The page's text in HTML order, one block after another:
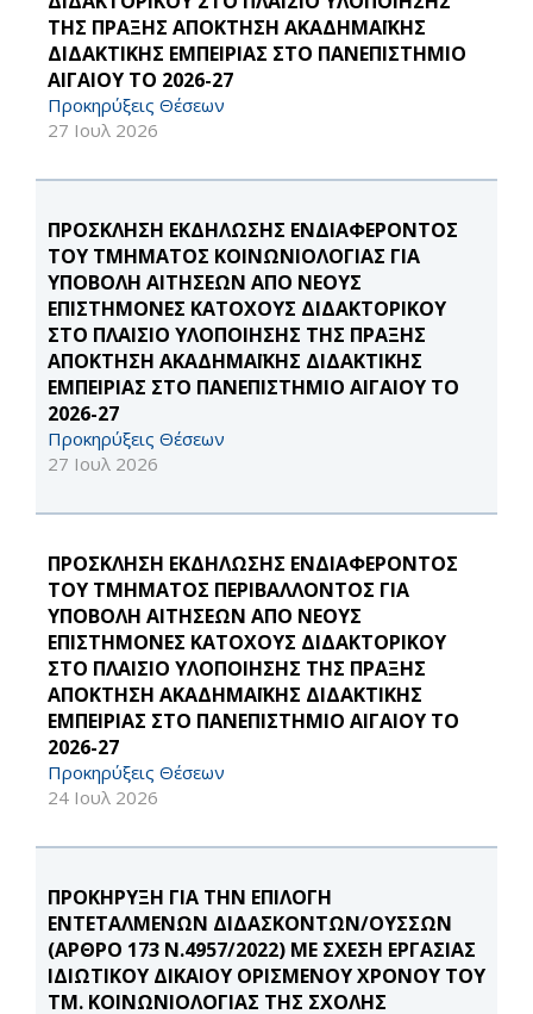
ΤΗΣ ΠΡΑΞΗΣ ΑΠΟΚΤΗΣΗ ΑΚΑΔΗΜΑΪΚΗΣ
ΔΙΔΑΚΤΙΚΗΣ ΕΜΠΕΙΡΙΑΣ ΣΤΟ ΠΑΝΕΠΙΣΤΗΜΙΟ
ΑΙΓΑΙΟΥ ΤΟ 2026-27
Προκηρύξεις Θέσεων
27 Ιουλ 2026
ΠΡΟΣΚΛΗΣΗ ΕΚΔΗΛΩΣΗΣ ΕΝΔΙΑΦΕΡΟΝΤΟΣ
ΤΟΥ ΤΜΗΜΑΤΟΣ ΚΟΙΝΩΝΙΟΛΟΓΊΑΣ ΓΙΑ
ΥΠΟΒΟΛΗ ΑΙΤΗΣΕΩΝ ΑΠΟ ΝΕΟΥΣ
ΕΠΙΣΤΗΜΟΝΕΣ ΚΑΤΟΧΟΥΣ ΔΙΔΑΚΤΟΡΙΚΟΥ
ΣΤΟ ΠΛΑΙΣΙΟ ΥΛΟΠΟΙΗΣΗΣ ΤΗΣ ΠΡΑΞΗΣ
ΑΠΟΚΤΗΣΗ ΑΚΑΔΗΜΑΪΚΗΣ ΔΙΔΑΚΤΙΚΗΣ
ΕΜΠΕΙΡΙΑΣ ΣΤΟ ΠΑΝΕΠΙΣΤΗΜΙΟ ΑΙΓΑΙΟΥ ΤΟ
2026-27
Προκηρύξεις Θέσεων
27 Ιουλ 2026
ΠΡΟΣΚΛΗΣΗ ΕΚΔΗΛΩΣΗΣ ΕΝΔΙΑΦΕΡΟΝΤΟΣ
ΤΟΥ ΤΜΉΜΑΤΟΣ ΠΕΡΙΒΆΛΛΟΝΤΟΣ ΓΙΑ
ΥΠΟΒΟΛΗ ΑΙΤΗΣΕΩΝ ΑΠΟ ΝΕΟΥΣ
ΕΠΙΣΤΗΜΟΝΕΣ ΚΑΤΟΧΟΥΣ ΔΙΔΑΚΤΟΡΙΚΟΥ
ΣΤΟ ΠΛΑΙΣΙΟ ΥΛΟΠΟΙΗΣΗΣ ΤΗΣ ΠΡΑΞΗΣ
ΑΠΟΚΤΗΣΗ ΑΚΑΔΗΜΑΪΚΗΣ ΔΙΔΑΚΤΙΚΗΣ
ΕΜΠΕΙΡΙΑΣ ΣΤΟ ΠΑΝΕΠΙΣΤΗΜΙΟ ΑΙΓΑΙΟΥ ΤΟ
2026-27
Προκηρύξεις Θέσεων
24 Ιουλ 2026
ΠΡΟΚΉΡΥΞΗ ΓΙΑ ΤΗΝ ΕΠΙΛΟΓΉ
ΕΝΤΕΤΑΛΜΈΝΩΝ ΔΙΔΑΣΚΌΝΤΩΝ/ΟΥΣΣΏΝ
(ΆΡΘΡΟ 173 Ν.4957/2022) ΜΕ ΣΧΈΣΗ ΕΡΓΑΣΊΑΣ
ΙΔΙΩΤΙΚΟΎ ΔΙΚΑΊΟΥ ΟΡΙΣΜΈΝΟΥ ΧΡΌΝΟΥ ΤΟΥ
ΤΜ. ΚΟΙΝΩΝΙΟΛΟΓΊΑΣ ΤΗΣ ΣΧΟΛΉΣ